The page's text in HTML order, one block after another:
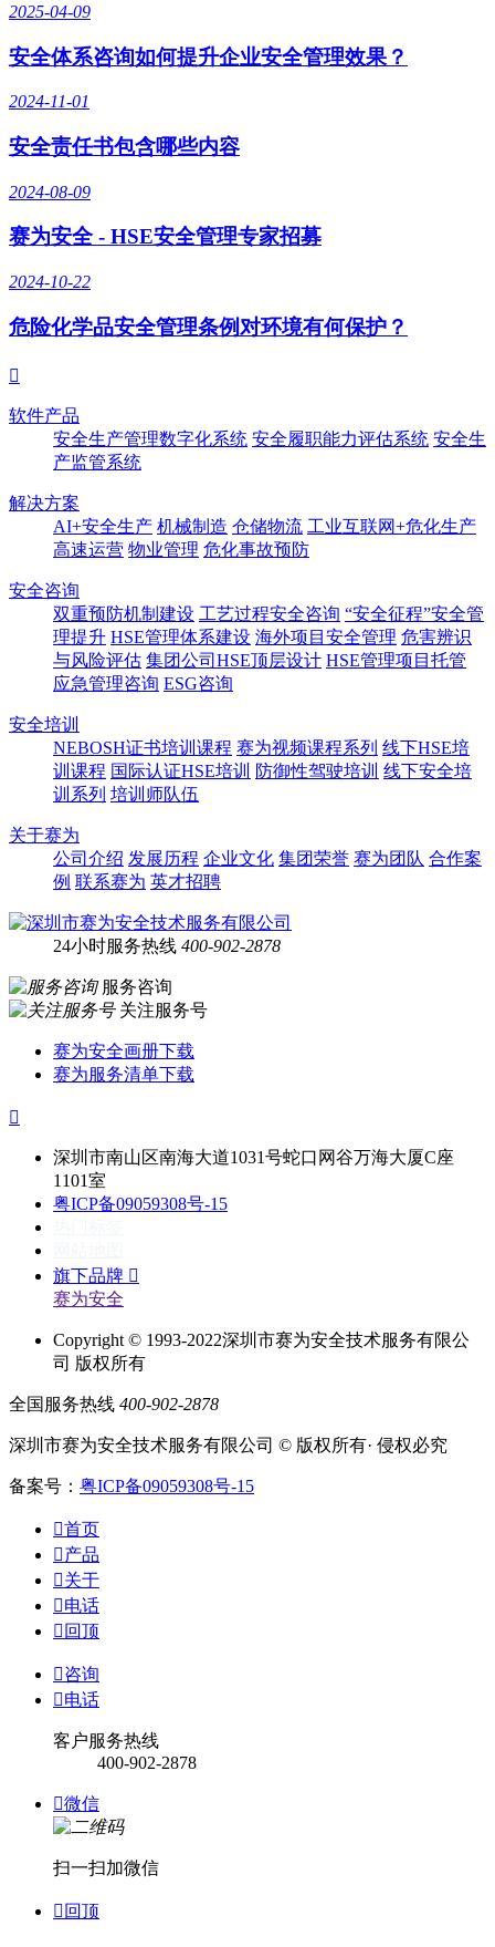
2025-04-09
安全体系咨询如何提升企业安全管理效果？
2024-11-01
安全责任书包含哪些内容
2024-08-09
赛为安全 - HSE安全管理专家招募
2024-10-22
危险化学品安全管理条例对环境有何保护？

软件产品
安全生产管理数字化系统 安全履职能力评估系统 安全生
产监管系统
解决方案
AI+安全生产 机械制造 仓储物流 工业互联网+危化生产
高速运营 物业管理 危化事故预防
安全咨询
双重预防机制建设 工艺过程安全咨询 “安全征程”安全管
理提升 HSE管理体系建设 海外项目安全管理 危害辨识
与风险评估 集团公司HSE顶层设计 HSE管理项目托管
应急管理咨询 ESG咨询
安全培训
NEBOSH证书培训课程 赛为视频课程系列 线下HSE培
训课程 国际认证HSE培训 防御性驾驶培训 线下安全培
训系列 培训师队伍
关于赛为
公司介绍 发展历程 企业文化 集团荣誉 赛为团队 合作案
例 联系赛为 英才招聘
24小时服务热线 400-902-2878
服务咨询
关注服务号
赛为安全画册下载
赛为服务清单下载

深圳市南山区南海大道1031号蛇口网谷万海大厦C座
1101室
粤ICP备09059308号-15
旗下品牌 
赛为安全
Copyright © 1993-2022深圳市赛为安全技术服务有限公
司 版权所有
全国服务热线 400-902-2878
深圳市赛为安全技术服务有限公司 © 版权所有· 侵权必究
备案号： 粤ICP备09059308号-15
首页
产品
关于
电话
 回顶
咨询
电话
客户服务热线
400-902-2878
微信
扫一扫加微信
 回顶